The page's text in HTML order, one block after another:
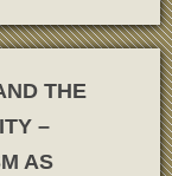
THE
–
AS